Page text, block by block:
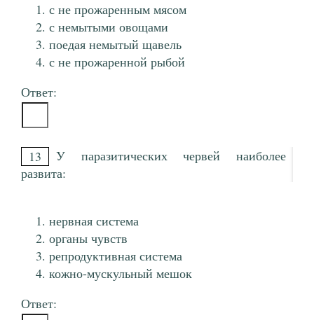
с не прожаренным мясом
с немытыми овощами
поедая немытый щавель
с не прожаренной рыбой
Ответ:
13
У паразитических червей наиболее
развита:
нервная система
органы чувств
репродуктивная система
кожно-мускульный мешок
Ответ: